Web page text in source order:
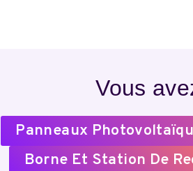
Vous
Panneaux
Borne Et Station De